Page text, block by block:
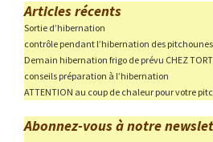
Articles récents
Sortie d’hibernation
contrôle pendant l’hibernation des
Demain hibernation frigo de prévu CHEZ
conseils préparation à l’hibernation
ATTENTION au coup de chaleur pour votre
Abonnez-vous à notre